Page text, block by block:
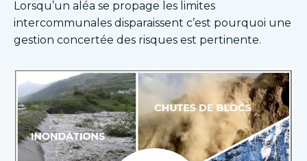
Lorsqu’un aléa se propage les limites
intercommunales disparaissent c’est pourquoi une
gestion concertée des risques est pertinente.